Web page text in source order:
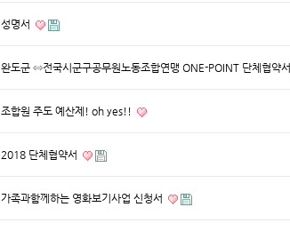
성명서
완도군 ⇔전국시군구공무원노동조합연맹 ONE-POINT 단체협약서
조합원 주도 예산제! oh yes!!
2018 단체협약서
가족과함께하는 영화보기사업 신청서